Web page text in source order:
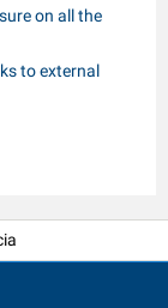
on all the
to external